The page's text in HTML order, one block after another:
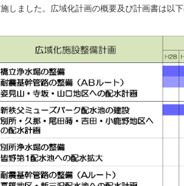
施しました。広域化計画の概要及び計画書は以下